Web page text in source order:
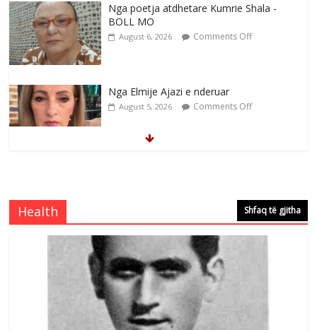
Nga poetja atdhetare Kumrie Shala -
BOLL MO
August 6, 2026 Comments Off
Nga Elmije Ajazi e nderuar
August 5, 2026 Comments Off
Comments Off
Çlirimtari Mentor Mushkolaj nderohet
me mirenjohje nga Xhevdet Qeriqi Dega
e invalidëve në Fushë Kosovë
August 4, 2026 Comments Off
Health Shfaq të gjitha